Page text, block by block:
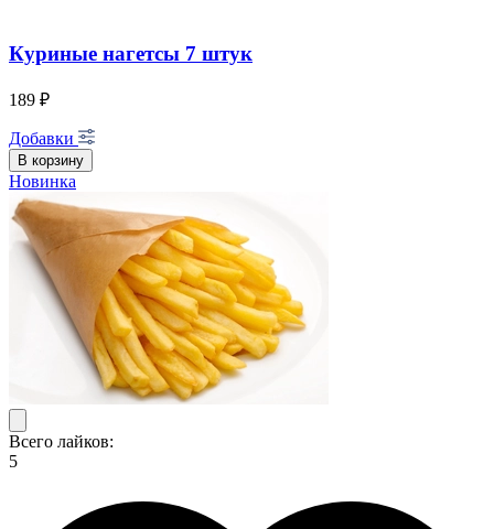
Куриные нагетсы 7 штук
189 ₽
Добавки
В корзину
Новинка
Всего лайков:
5